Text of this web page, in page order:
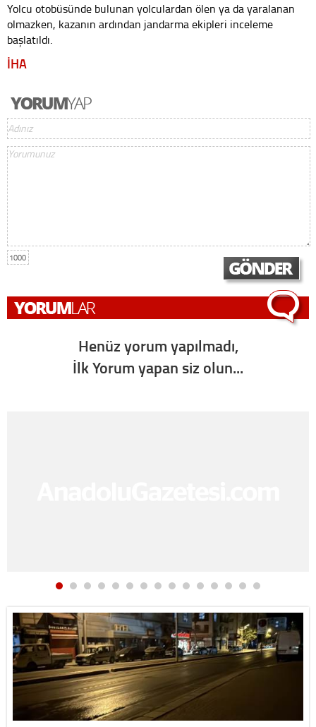
Yolcu otobüsünde bulunan yolculardan ölen ya da yaralanan
olmazken, kazanın ardından jandarma ekipleri inceleme
başlatıldı.
İHA
1000
Henüz yorum yapılmadı,
İlk Yorum yapan siz olun...